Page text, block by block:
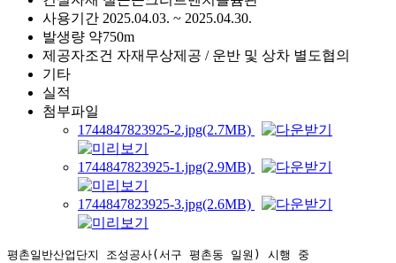
사용기간 2025.04.03. ~ 2025.04.30.
발생량 약750m
제공자조건 자재무상제공 / 운반 및 상차 별도협의
기타
실적
첨부파일
1744847823925-2.jpg(2.7MB)
1744847823925-1.jpg(2.9MB)
1744847823925-3.jpg(2.6MB)
평촌일반산업단지 조성공사(서구 평촌동 일원) 시행 중